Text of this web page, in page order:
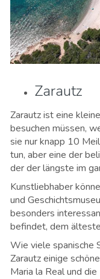
Zarautz
Zarautz ist eine
besuchen müssen,
sie nur knapp 10
tun, aber eine der
der der längste im
Kunstliebhaber
und
besonders
befindet, dem
Wie viele spanische
Zarautz einige
Maria la Real und die